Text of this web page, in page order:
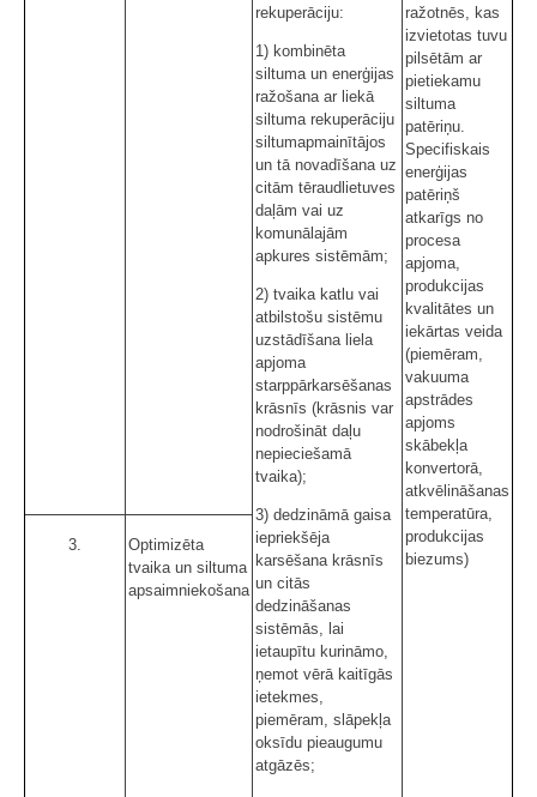
rekuperāciju:
1) kombinēta
siltuma un enerģijas
ražošana ar liekā
siltuma rekuperāciju
siltumapmainītājos
un tā novadīšana uz
citām tēraudlietuves
daļām vai uz
komunālajām
apkures sistēmām;
2) tvaika katlu vai
atbilstošu sistēmu
uzstādīšana liela
apjoma
starppārkarsēšanas
krāsnīs (krāsnis var
nodrošināt daļu
nepieciešamā
tvaika);
3) dedzināmā gaisa
iepriekšēja
karsēšana krāsnīs
un citās
dedzināšanas
sistēmās, lai
ietaupītu kurināmo,
ņemot vērā kaitīgās
ietekmes,
piemēram, slāpekļa
oksīdu pieaugumu
atgāzēs;
ražotnēs, kas
izvietotas tuvu
pilsētām ar
pietiekamu
siltuma
patēriņu.
Specifiskais
enerģijas
patēriņš
atkarīgs no
procesa
apjoma,
produkcijas
kvalitātes un
iekārtas veida
(piemēram,
vakuuma
apstrādes
apjoms
skābekļa
konvertorā,
atkvēlināšanas
temperatūra,
produkcijas
biezums)
3.
Optimizēta
tvaika un siltuma
apsaimniekošana